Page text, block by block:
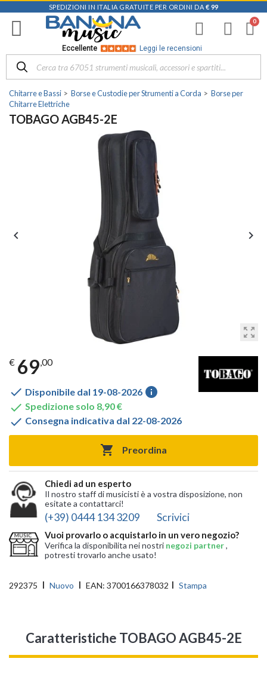
SPEDIZIONI IN ITALIA GRATUITE PER ORDINI DA € 99
Eccellente Leggi le recensioni
Chitarre e Bassi Borse e Custodie per Strumenti a Corda
Borse per
Chitarre Elettriche
TOBAGO AGB45-2E
zoom_out_map
 
€ 69,00
 Disponibile dal 19-08-2026 info
 Spedizione solo 8,90 €
 Consegna indicativa dal 22-08-2026
 Preordina
Chiedi ad un esperto
Il nostro staff di musicisti è a vostra disposizione, non
esitate a contattarci!
(+39) 0444 134 3209 Scrivici
Vuoi provarlo o acquistarlo in un vero negozio?
Verifica la disponibilita nei nostri negozi partner,
potresti trovarlo anche usato!
292375 Nuovo EAN: 3700166378032 Stampa
Caratteristiche TOBAGO AGB45-2E